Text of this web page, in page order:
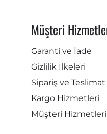
Müşteri
Garanti ve İade
Gizlilik İlkeleri
Sipariş ve Teslimat
Kargo Hizmetleri
Müşteri Hizmetleri